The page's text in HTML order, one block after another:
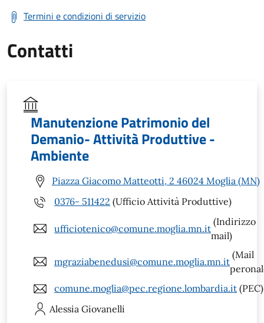
Termini e condizioni di servizio
Contatti
Manutenzione Patrimonio del
Demanio- Attività Produttive -
Ambiente
Piazza Giacomo Matteotti, 2 46024 Moglia (MN)
0376- 511422 (Ufficio Attività Produttive)
ufficiotenico@comune.moglia.mn.it
(Indirizzo
mail)
mgraziabenedusi@comune.moglia.mn.it
(Mail
comune.moglia@pec.regione.lombardia.it (PEC)
Alessia Giovanelli